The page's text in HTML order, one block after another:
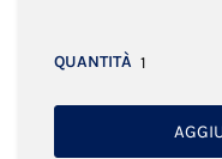
QUANTITÀ